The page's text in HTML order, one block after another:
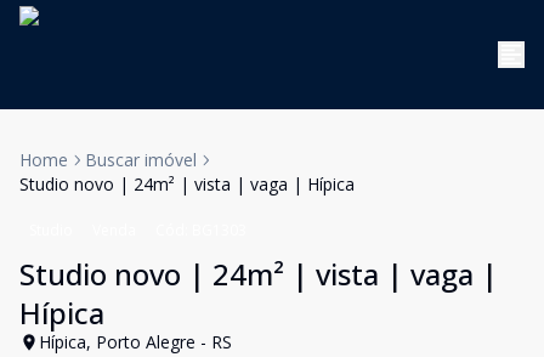
Home
Buscar imóvel
Studio novo | 24m² | vista | vaga | Hípica
Studio novo | 24m² | vista | vaga |
Hípica
Hípica, Porto Alegre - RS